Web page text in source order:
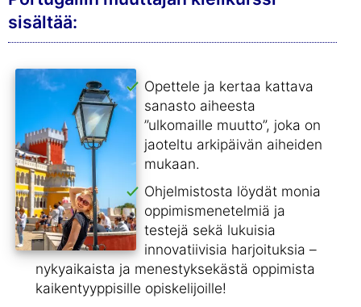
sisältää:
Opettele ja kertaa kattava
sanasto aiheesta
”ulkomaille muutto”, joka on
jaoteltu arkipäivän aiheiden
mukaan.
Ohjelmistosta löydät monia
oppimismenetelmiä ja
testejä sekä lukuisia
innovatiivisia harjoituksia –
nykyaikaista ja menestyksekästä oppimista
kaikentyyppisille opiskelijoille!